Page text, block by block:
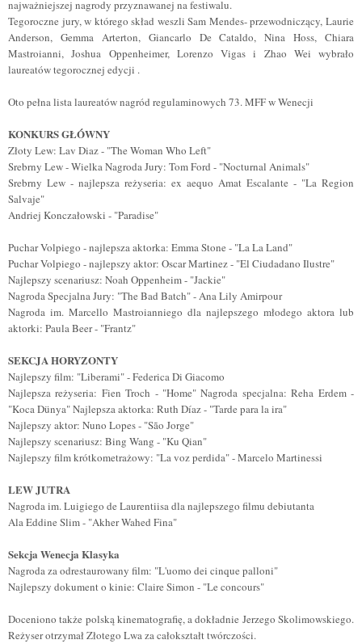
najważniejszej nagrody przyznawanej na festiwalu.
Tegoroczne jury, w któregoskład weszli Sam Mendes- przewodniczący, Laurie
Anderson, Gemma Arterton, Giancarlo De Cataldo, Nina Hoss, Chiara
Mastroianni, Joshua Oppenheimer, Lorenzo Vigas i Zhao Wei wybrało
laureatów tegorocznej edycji .
Oto pełna lista laureatów nagród regulaminowych 73. MFF w Wenecji
KONKURS GŁÓWNY
Złoty Lew: Lav Diaz - "The Woman Who Left"
Srebrny Lew - Wielka Nagroda Jury: Tom Ford - "Nocturnal Animals"
Srebrny Lew - najlepsza reżyseria: ex aequo Amat Escalante - "La Region
Salvaje"
Andriej Konczałowski - "Paradise"
Puchar Volpiego - najlepsza aktorka: Emma Stone - "La La Land"
Puchar Volpiego - najlepszy aktor: Oscar Martinez - "El Ciudadano Ilustre"
Najlepszy scenariusz: Noah Oppenheim - "Jackie"
Nagroda Specjalna Jury: "The Bad Batch" - Ana Lily Amirpour
Nagroda im. Marcello Mastroianniego dla najlepszego młodego aktora lub
aktorki: Paula Beer - "Frantz"
SEKCJA HORYZONTY
Najlepszy film: "Liberami" - Federica Di Giacomo
Najlepsza reżyseria: Fien Troch - "Home" Nagroda specjalna: Reha Erdem -
"Koca Dünya" Najlepsza aktorka: Ruth Díaz - "Tarde para la ira"
Najlepszy aktor: Nuno Lopes - "São Jorge"
Najlepszy scenariusz: Bing Wang - "Ku Qian"
Najlepszy film krótkometrażowy: "La voz perdida" - Marcelo Martinessi
LEW JUTRA
Nagroda im. Luigiego de Laurentiisa dla najlepszego filmu debiutanta
Ala Eddine Slim - "Akher Wahed Fina"
Sekcja Wenecja Klasyka
Nagroda za odrestaurowany film: "L'uomo dei cinque palloni"
Najlepszy dokument o kinie: Claire Simon - "Le concours"
Doceniono także polską kinematografię, a dokładnie Jerzego Skolimowskiego.
Reżyser otrzymał Złotego Lwa za całokształt twórczości.